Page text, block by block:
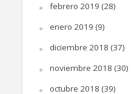
febrero 2019 (28)
enero 2019 (9)
diciembre 2018 (37)
noviembre 2018 (30)
octubre 2018 (39)